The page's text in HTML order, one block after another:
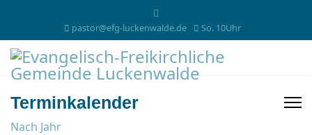
pastor@efg-luckenwalde.de So. 10Uhr
Terminkalender
Nach Jahr